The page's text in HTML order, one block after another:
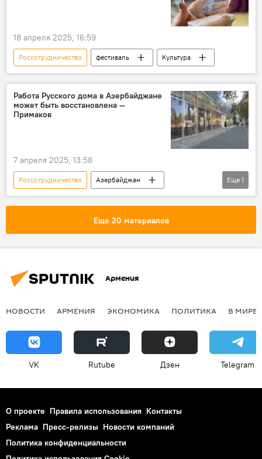
18 апреля 2025, 16:59
Россотрудничество фестиваль Культура
Работа Русского дома в Азербайджане
может быть восстановлена —
Примаков
7 апреля 2025, 13:58
Россотрудничество
Азербайджан
Россия
Пресс-центр
Еще 1
Еще 20 материалов
Армения
НОВОСТИ АРМЕНИЯ ЭКОНОМИКА ПОЛИТИКА В МИРЕ
VK Rutube Дзен Telegram
О проекте Правила использования Контакты
Реклама Пресс-релизы Новости компаний
Политика конфиденциальности